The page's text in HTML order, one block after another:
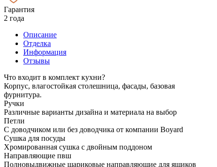
Гарантия
2 года
Описание
Отделка
Информация
Отзывы
Что входит в комплект кухни?
Корпус, влагостойкая столешница, фасады, базовая
фурнитура.
Ручки
Различные варианты дизайна и материала на выбор
Петли
С доводчиком или без доводчика от компании Boyard
Сушка для посуды
Хромированная сушка с двойным поддоном
Направляющие пвш
Полновыдвижные шариковые направляющие для ящиков